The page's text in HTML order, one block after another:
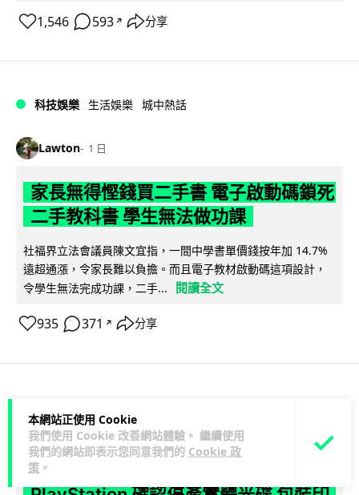
本網站正使用 Cookie
我們使用 Cookie 改善網站體驗。 繼續使用
我們的網站即表示您同意我們的 Cookie 政
策 。
1,546 593 ↗ 分享
科技娛樂 生活娛樂 城中熱話
Lawton 1 日
家長無得慳錢買二手書 電子啟動碼鎖死
二手教科書 學生無法做功課
社福界立法會議員陳文宜指，一間中學書單價錢按年加 14.7%
遠超通漲，令家長難以負擔。而且電子教材啟動碼這項設計，
令學生無法完成功課，二手...
閱讀全文
935 371 ↗ 分享
Lawton 1 日